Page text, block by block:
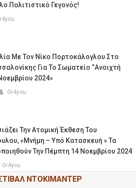
Πολιτιστικό Γεγονός!
Με Τον Νίκο Πορτοκάλογλου Στο
Για Το Σωματείο “Ανοιχτή
2024»
Gr4you
Την Ατομική Έκθεση Του
«Μνήμη – Υπό Κατασκευή » Τα
Την Πέμπτη 14 Νοεμβρίου 2024
Gr4you
ΝΤΟΚΙΜΑΝΤΕΡ